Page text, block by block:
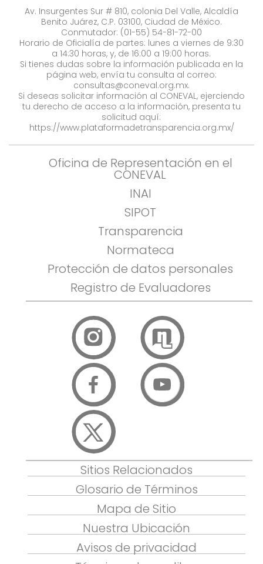
Av. Insurgentes Sur # 810, colonia Del Valle, Alcaldía
Benito Juárez, C.P. 03100, Ciudad de México.
Conmutador: (01-55) 54-81-72-00
Horario de Oficialía de partes: lunes a viernes de 9:30
a 14:30 horas, y, de 16:00 a 19:00 horas.
Si tienes dudas sobre la información publicada en la
página web, envía tu consulta al correo:
consultas@coneval.org.mx.
Si deseas solicitar información al CONEVAL, ejerciendo
tu derecho de acceso a la información, presenta tu
solicitud aquí:
https://www.plataformadetransparencia.org.mx/
Oficina de Representación en el
CONEVAL
INAI
SIPOT
Transparencia
Normateca
Protección de datos personales
Registro de Evaluadores
Sitios Relacionados
Glosario de Términos
Mapa de Sitio
Nuestra Ubicación
Avisos de privacidad